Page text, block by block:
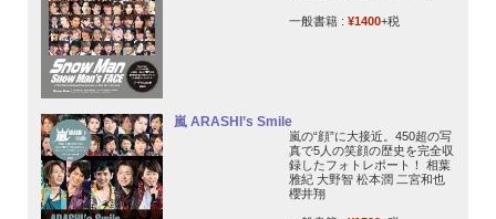
一般書籍 : ¥1400+税
嵐 ARASHI’s Smile
嵐の“顔”に大接近。450超の写
真で5人の笑顔の歴史を完全収
録したフォトレポート！ 相葉
雅紀 大野智 松本潤 二宮和也
櫻井翔